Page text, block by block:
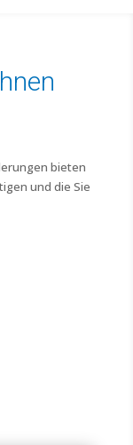
bieten
und die Sie